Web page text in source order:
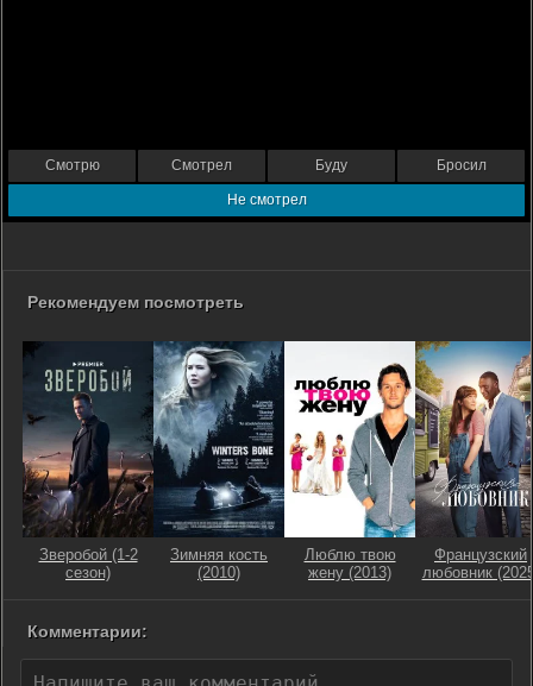
Смотрю Смотрел Буду Бросил
Не смотрел
Рекомендуем посмотреть
Зверобой (1-2
сезон)
Зимняя кость
(2010)
Люблю твою
жену (2013)
Французский
любовник
Комментарии: